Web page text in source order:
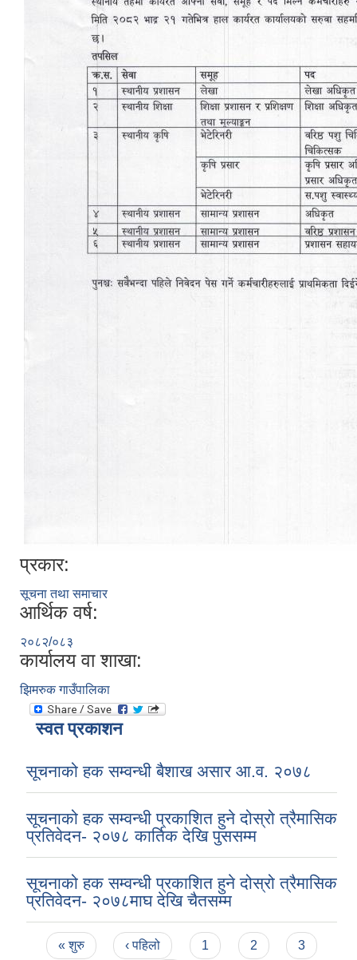
प्रकार:
सूचना तथा समाचार
आर्थिक वर्ष:
२०८२/०८३
कार्यालय वा शाखा:
झिमरुक गाउँपालिका
स्वत प्रकाशन
सूचनाको हक सम्वन्धी बैशाख असार आ.व. २०७८
सूचनाको हक सम्वन्धी प्रकाशित हुने दोस्रो त्रैमासिक
प्रतिवेदन- २०७८ कार्तिक देखि पुससम्म
सूचनाको हक सम्वन्धी प्रकाशित हुने दोस्रो त्रैमासिक
प्रतिवेदन- २०७८माघ देखि चैतसम्म
Pages
« शुरु ‹ पहिलो 1 2
3